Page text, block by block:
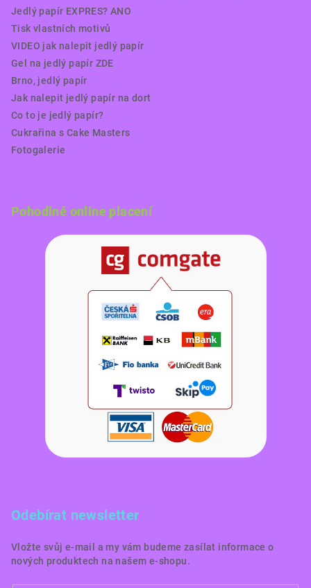
Jedlý papír EXPRES? ANO
Tisk vlastních motivů
VIDEO jak nalepit jedlý papír
Gel na jedlý papír ZDE
Brno, jedlý papír
Jak nalepit jedlý papír na dort
Co to je jedlý papír?
Cukrařina s Cake Masters
Fotogalerie
Pohodlné online placení
Odebírat newsletter
Vložte svůj e-mail a my vám budeme zasílat informace o
nových produktech na našem e-shopu.